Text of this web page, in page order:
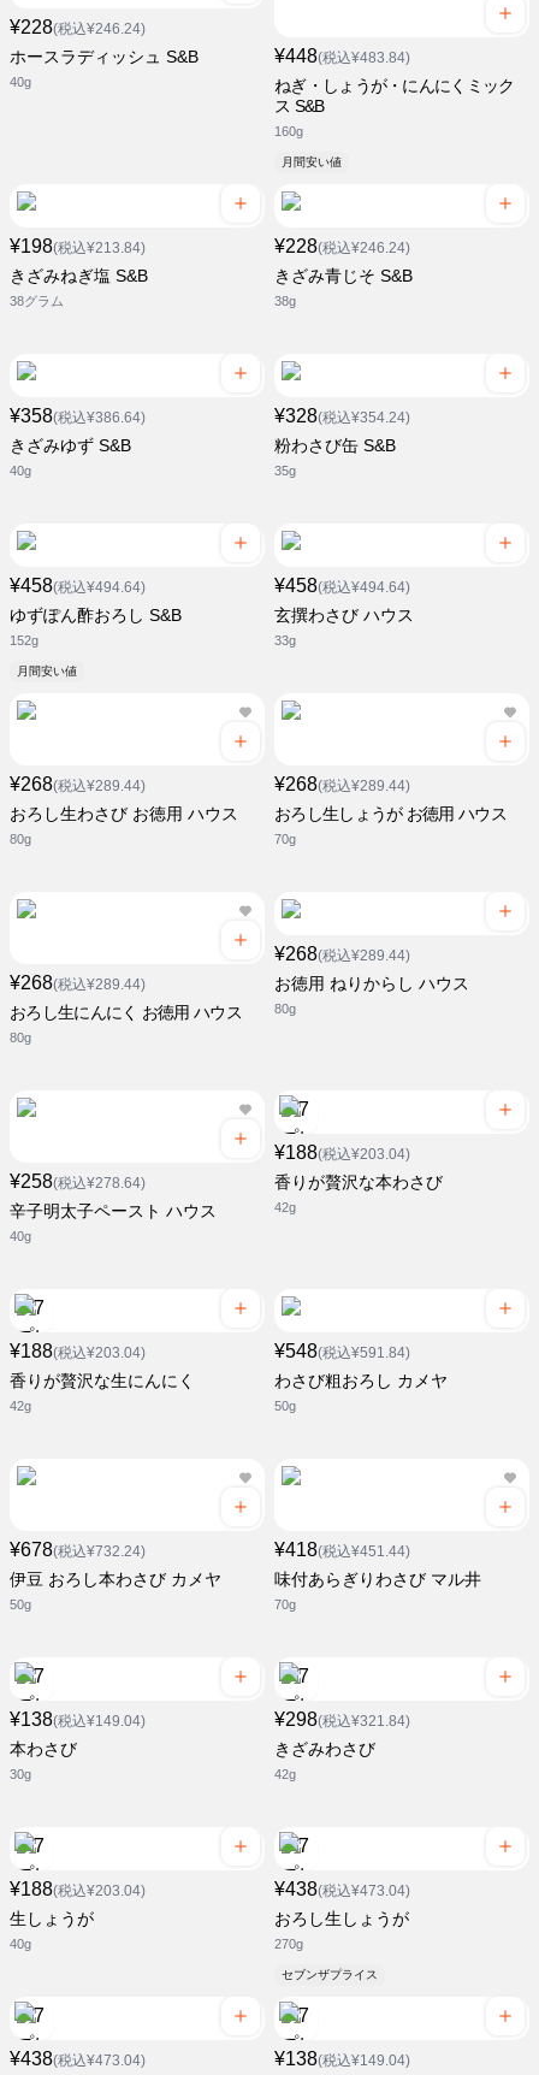
¥228(税込¥246.24)
ホースラディッシュ S&B
40g
¥448(税込¥483.84)
ねぎ・しょうが・にんにくミック
ス S&B
160g
月間安い値
¥198(税込¥213.84)
きざみねぎ塩 S&B
38グラム
¥228(税込¥246.24)
きざみ青じそ S&B
38g
¥358(税込¥386.64)
きざみゆず S&B
40g
¥328(税込¥354.24)
粉わさび缶 S&B
35g
¥458(税込¥494.64)
ゆずぽん酢おろし S&B
152g
月間安い値
¥458(税込¥494.64)
玄撰わさび ハウス
33g
¥268(税込¥289.44)
おろし生わさび お徳用 ハウス
80g
¥268(税込¥289.44)
おろし生しょうが お徳用 ハウス
70g
¥268(税込¥289.44)
おろし生にんにく お徳用 ハウス
80g
¥268(税込¥289.44)
お徳用 ねりからし ハウス
80g
¥258(税込¥278.64)
辛子明太子ペースト ハウス
40g
¥188(税込¥203.04)
香りが贅沢な本わさび
42g
¥188(税込¥203.04)
香りが贅沢な生にんにく
42g
¥548(税込¥591.84)
わさび粗おろし カメヤ
50g
¥678(税込¥732.24)
伊豆 おろし本わさび カメヤ
50g
¥418(税込¥451.44)
味付あらぎりわさび マル井
70g
¥138(税込¥149.04)
本わさび
30g
¥298(税込¥321.84)
きざみわさび
42g
¥188(税込¥203.04)
生しょうが
40g
¥438(税込¥473.04)
おろし生しょうが
270g
セブンザプライス
¥438(税込¥473.04) ¥138(税込¥149.04)